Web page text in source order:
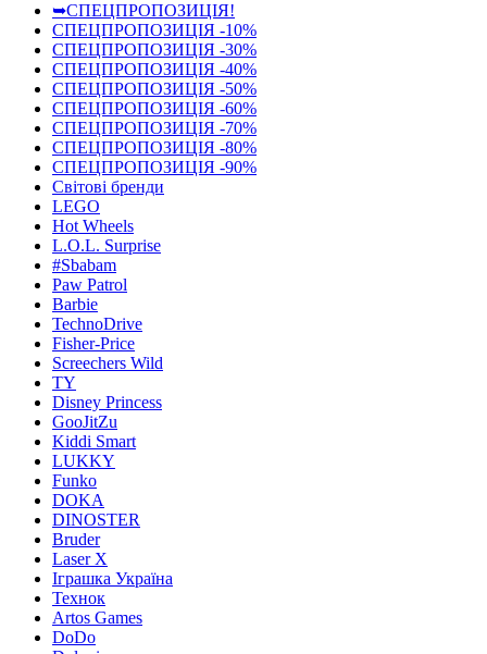
➥СПЕЦПРОПОЗИЦІЯ!
СПЕЦПРОПОЗИЦІЯ -10%
СПЕЦПРОПОЗИЦІЯ -30%
СПЕЦПРОПОЗИЦІЯ -40%
СПЕЦПРОПОЗИЦІЯ -50%
СПЕЦПРОПОЗИЦІЯ -60%
СПЕЦПРОПОЗИЦІЯ -70%
СПЕЦПРОПОЗИЦІЯ -80%
СПЕЦПРОПОЗИЦІЯ -90%
Світові бренди
LEGO
Hot Wheels
L.O.L. Surprise
#Sbabam
Paw Patrol
Barbie
TechnoDrive
Fisher-Price
Screechers Wild
TY
Disney Princess
GooJitZu
Kiddi Smart
LUKKY
Funko
DOKA
DINOSTER
Bruder
Laser X
Іграшка Україна
Технок
Artos Games
DoDo